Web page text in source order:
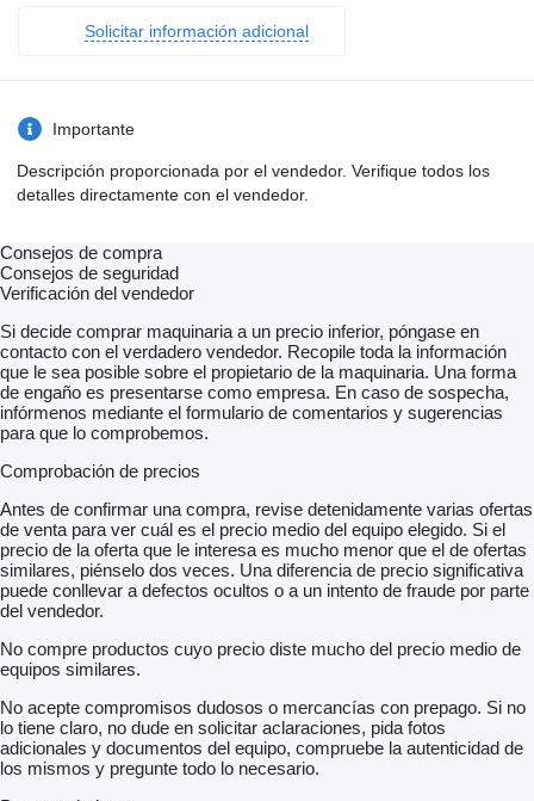
Solicitar información adicional
Importante
Descripción proporcionada por el vendedor. Verifique todos los
detalles directamente con el vendedor.
Consejos de compra
Consejos de seguridad
Verificación del vendedor
Si decide comprar maquinaria a un precio inferior, póngase en
contacto con el verdadero vendedor. Recopile toda la información
que le sea posible sobre el propietario de la maquinaria. Una forma
de engaño es presentarse como empresa. En caso de sospecha,
infórmenos mediante el formulario de comentarios y sugerencias
para que lo comprobemos.
Comprobación de precios
Antes de confirmar una compra, revise detenidamente varias ofertas
de venta para ver cuál es el precio medio del equipo elegido. Si el
precio de la oferta que le interesa es mucho menor que el de ofertas
similares, piénselo dos veces. Una diferencia de precio significativa
puede conllevar a defectos ocultos o a un intento de fraude por parte
del vendedor.
No compre productos cuyo precio diste mucho del precio medio de
equipos similares.
No acepte compromisos dudosos o mercancías con prepago. Si no
lo tiene claro, no dude en solicitar aclaraciones, pida fotos
adicionales y documentos del equipo, compruebe la autenticidad de
los mismos y pregunte todo lo necesario.